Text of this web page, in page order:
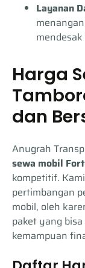
Layanan
Harga
dan
Anugrah
sewa mobil
kompetitif.
pertimbangan
mobil, oleh
paket yang
kemampuan